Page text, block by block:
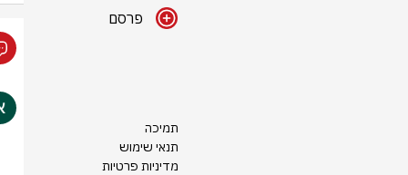
פרסם
תמיכה
תנאי שימוש
מדיניות פרטיות